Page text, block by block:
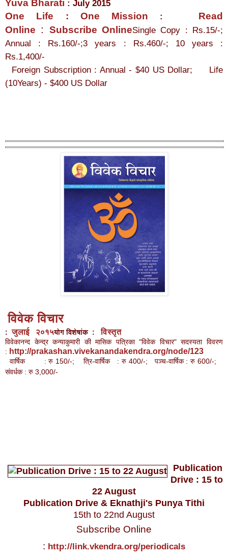
Yuva Bharati : July 2015
One Life : One Mission :
Read
Online : Subscribe OnlineSingle Copy : Rs.15/-;
Annual : Rs.160/-;3 years : Rs.460/-; 10 years :
Rs.1,400/-
Foreign Subscription : Annual - $40 US Dollar; Life
(10Years) - $400 US Dollar
विवेक विचार
:जुलाई २०१५योग विशेषांक : विस्तृत
विवेकानन्द केन्द्र कन्याकुमारी की मासिक पत्रिका "विवेक विचार" सदस्यता विवरण
: http://prakashan.vivekanandakendra.org/node/123
वार्षिक : रु 150/-; त्रि-वार्षिक : रु 400/-; पञ्च-वार्षिक : रु 600/-;
संवर्धक : रु 3,000/-
Publication
Drive : 15 to
22 August
Publication Drive & Eknathji's Punya Tithi
15th to 22nd August
Subscribe Online
: http://link.vkendra.org/periodicals